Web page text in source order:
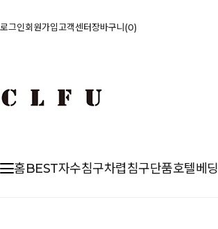
로그인회원가입고객센터장바구니 0
홈BEST자수침구차렵침구단품호텔베딩